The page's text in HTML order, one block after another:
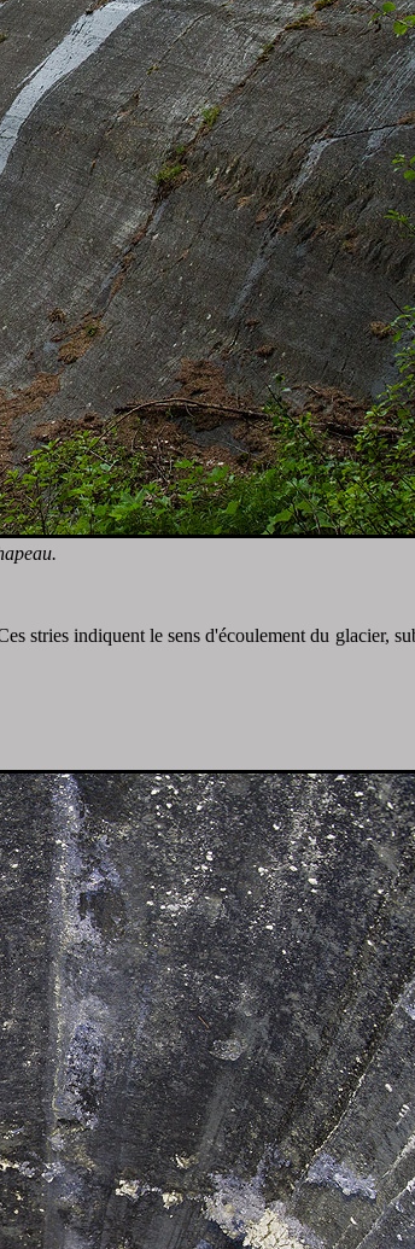
stries indiquent le sens d'écoulement du glacier,